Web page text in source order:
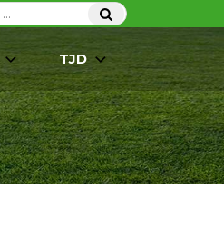
Pesquisar
TJD